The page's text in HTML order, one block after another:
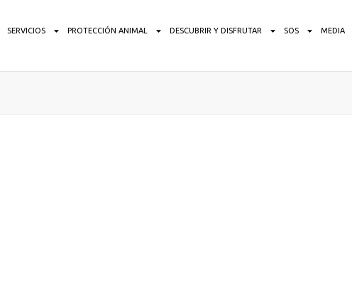
SERVICIOS PROTECCIÓN ANIMAL DESCUBRIR Y DISFRUTAR SOS MEDIA